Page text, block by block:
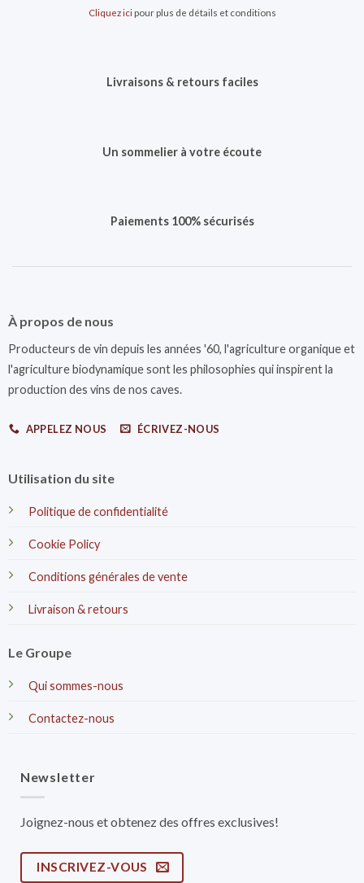
Cliquez icipour plus de détails et conditions
Livraisons & retours faciles
Un sommelier à votre écoute
Paiements 100% sécurisés
À propos de nous
Producteurs de vin depuis les années '60, l'agriculture organique et
l'agriculture biodynamique sont les philosophies qui inspirent la
production des vins de nos caves.
APPELEZ NOUS ÉCRIVEZ-NOUS
Utilisation du site
Politique de confidentialité
Cookie Policy
Conditions générales de vente
Livraison & retours
Le Groupe
Qui sommes-nous
Contactez-nous
Newsletter
Joignez-nous et obtenez des offres exclusives!
INSCRIVEZ-VOUS